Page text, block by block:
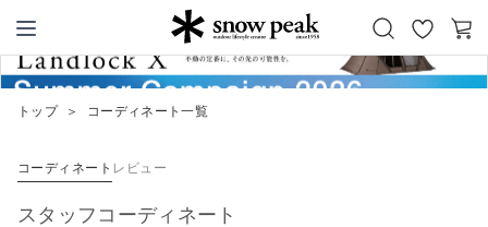
Snow Peak
お
気
カ
ー
トップ ＞ コーディネート一覧
コーディネート レビュー
スタッフコーディネート